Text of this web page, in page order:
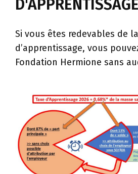
Si vous êtes redevables de
d’apprentissage, vous
Fondation Hermione sans